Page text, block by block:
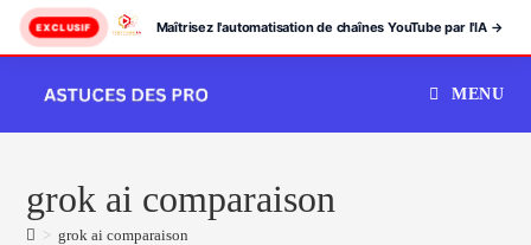
EXCLUSIF Maîtrisez l'automatisation de chaînes YouTube par l'IA →
content
MENU
grok ai comparaison
> grok ai comparaison